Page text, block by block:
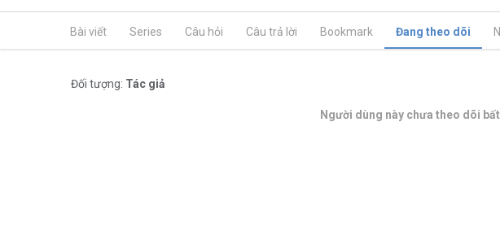
Bài viết Series Câu hỏi Câu trả lời Bookmark Đang theo dõi
Đối tượng: Tác giả
Người dùng này chưa theo dõi